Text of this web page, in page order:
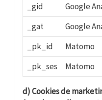
_gid
Google
_gat
Google
_pk_id
Matomo
_pk_ses
Matomo
d) Cookies de